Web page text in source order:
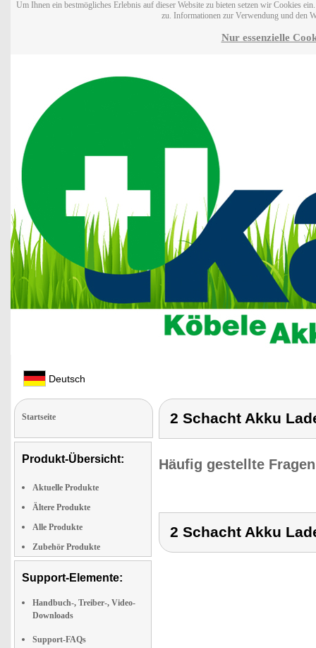
Um Ihnen ein bestmögliches Erlebnis auf dieser Website zu bieten setzen wir Cookies
zu. Informationen zur Verwendung und den
Nur essenzielle
Deutsch
Startseite
Produkt-Übersicht:
Aktuelle Produkte
Ältere Produkte
Alle Produkte
Zubehör Produkte
Support-Elemente:
Handbuch-, Treiber-, Video-
Downloads
Support-FAQs
2 Schacht Akku
Häufig gestellte
2 Schacht Akku